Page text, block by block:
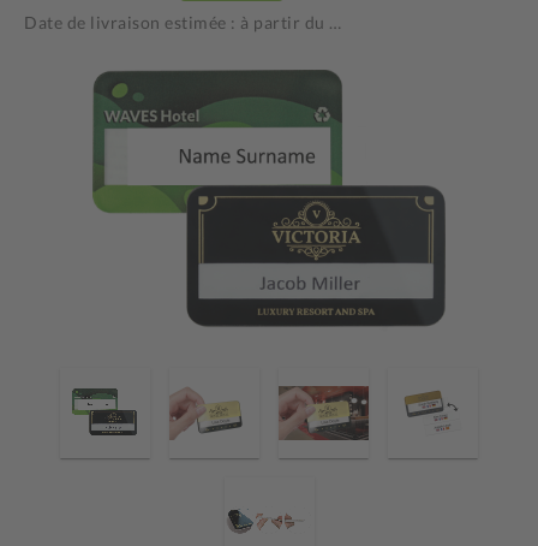
Date de livraison estimée : à partir du …